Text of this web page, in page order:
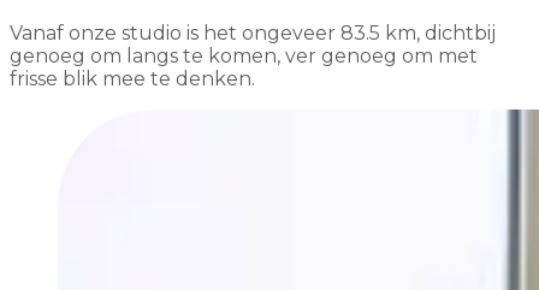
Vanaf onze studio is het ongeveer 83.5 km, dichtbij
genoeg om langs te komen, ver genoeg om met
frisse blik mee te denken.